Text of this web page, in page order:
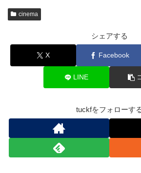
cinema
シェアする
X Facebook
LINE
tuckfをフォローす